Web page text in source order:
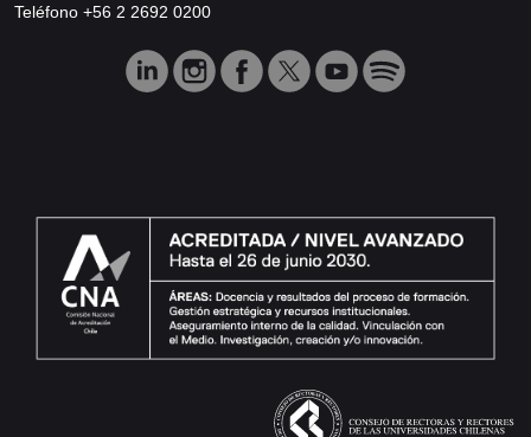
Teléfono +56 2 2692 0200